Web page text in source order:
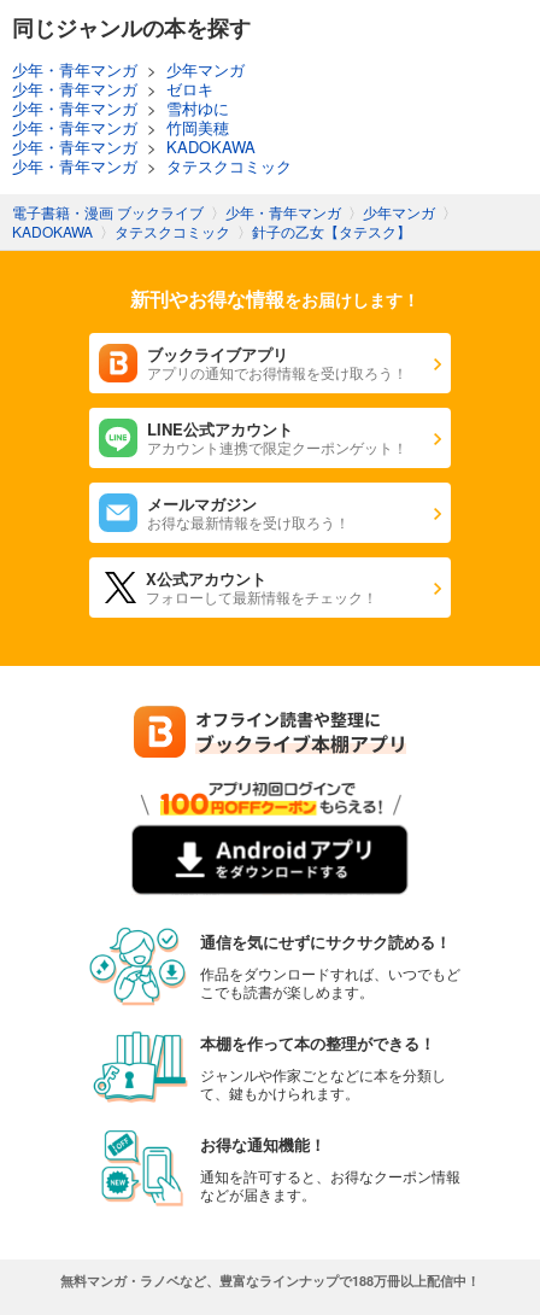
同じジャンルの本を探す
少年・青年マンガ> 少年マンガ
少年・青年マンガ> ゼロキ
少年・青年マンガ> 雪村ゆに
少年・青年マンガ> 竹岡美穂
少年・青年マンガ> KADOKAWA
少年・青年マンガ> タテスクコミック
電子書籍・漫画 ブックライブ 〉 少年・青年マンガ 〉 少年マンガ 〉
KADOKAWA 〉 タテスクコミック 〉 針子の乙女【タテスク】
新刊やお得な情報をお届けします！
ブックライブアプリ
アプリの通知でお得情報を受け取ろう！
LINE公式アカウント
アカウント連携で限定クーポンゲット！
メールマガジン
お得な最新情報を受け取ろう！
X公式アカウント
フォローして最新情報をチェック！
通信を気にせずにサクサク読める！
作品をダウンロードすれば、いつでもど
こでも読書が楽しめます。
本棚を作って本の整理ができる！
ジャンルや作家ごとなどに本を分類し
て、鍵もかけられます。
お得な通知機能！
通知を許可すると、お得なクーポン情報
などが届きます。
無料マンガ・ラノベなど、豊富なラインナップで188万冊以上配信中！